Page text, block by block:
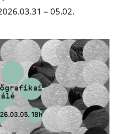
– 05.02.